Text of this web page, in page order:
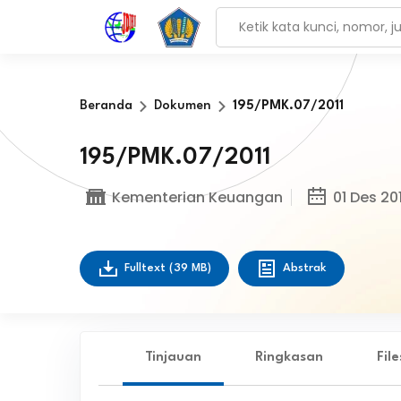
Beranda Dokumen 195/PMK.07/2011
195/PMK.07/2011
Kementerian Keuangan 01 Des
Fulltext (39 MB) Abstrak
Tinjauan Ringkasan